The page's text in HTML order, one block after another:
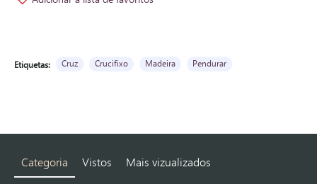
Etiquetas: Cruz Crucifixo Madeira Pendurar
Categoria Vistos Mais vizualizados